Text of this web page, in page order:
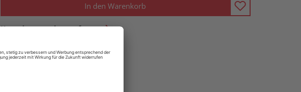
In den Warenkorb
Komplettangebot anfragen